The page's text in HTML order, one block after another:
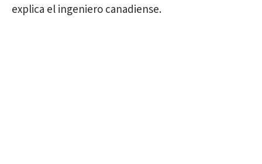
explica el ingeniero canadiense.